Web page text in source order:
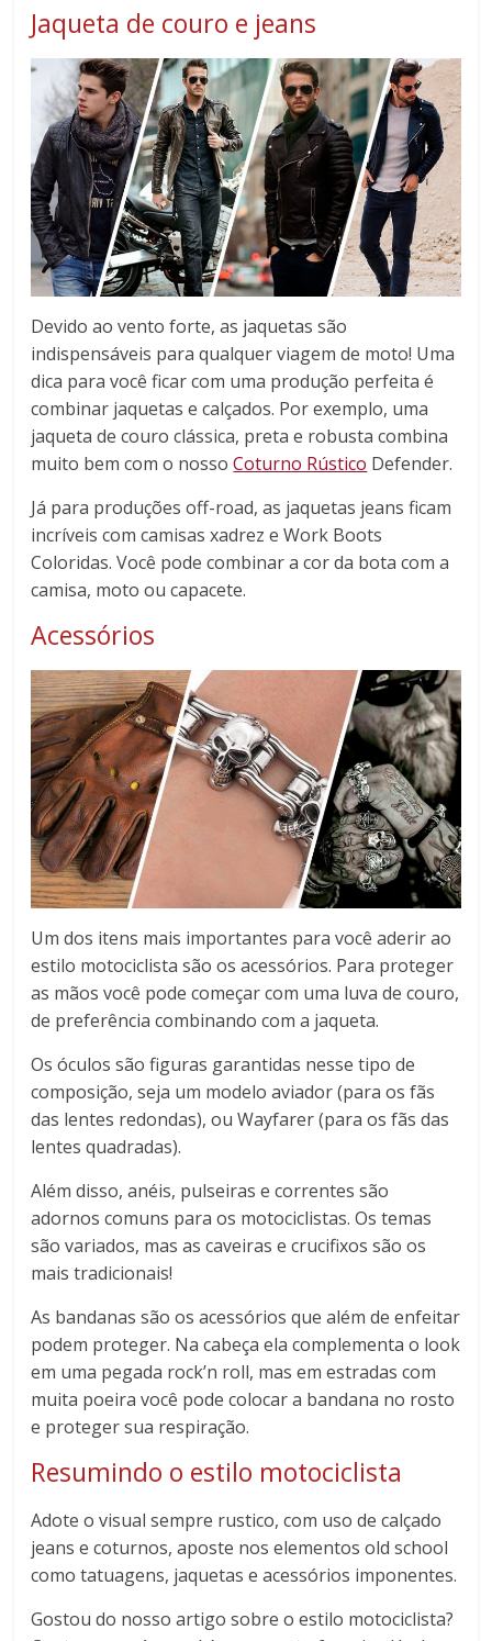
Jaqueta de couro e jeans
Devido ao vento forte, as jaquetas são
indispensáveis para qualquer viagem de moto! Uma
dica para você ficar com uma produção perfeita é
combinar jaquetas e calçados. Por exemplo, uma
jaqueta de couro clássica, preta e robusta combina
muito bem com o nossoCoturno Rústico Defender.
Já para produções off-road, as jaquetas jeans ficam
incríveis com camisas xadrez e Work Boots
Coloridas. Você pode combinar a cor da bota com a
camisa, moto ou capacete.
Acessórios
Um dos itens mais importantes para você aderir ao
estilo motociclista são os acessórios. Para proteger
as mãos você pode começar com uma luva de couro,
de preferência combinando com a jaqueta.
Os óculos são figuras garantidas nesse tipo de
composição, seja um modelo aviador (para os fãs
das lentes redondas), ou Wayfarer (para os fãs das
lentes quadradas).
Além disso, anéis, pulseiras e correntes são
adornos comuns para os motociclistas. Os temas
são variados, mas as caveiras e crucifixos são os
mais tradicionais!
As bandanas são os acessórios que além de enfeitar
podem proteger. Na cabeça ela complementa o look
em uma pegada rock’n roll, mas em estradas com
muita poeira você pode colocar a bandana no rosto
e proteger sua respiração.
Resumindo o estilo motociclista
Adote o visual sempre rustico, com uso de calçado
jeans e coturnos, aposte nos elementos old school
como tatuagens, jaquetas e acessórios imponentes.
Gostou do nosso artigo sobre o estilo motociclista?